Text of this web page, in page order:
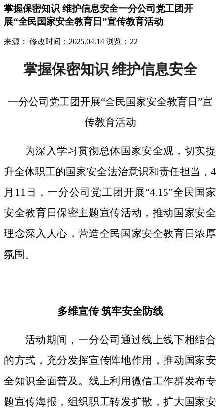
掌握保密知识 维护信息安全一分公司党工团开
展“全民国家安全教育日”宣传教育活动
来源： 修改时间：2025.04.14 浏览：22
掌握保密知识 维护信息安全
一分公司党工团开展“全民国家安全教育日”宣
传教育活动
为深入学习贯彻总体国家安全观，切实提
升全体职工的国家安全法治意识和责任担当， 4
月11日，一分公司党工团开展“4.15”全民国家
安全教育日保密主题宣传活动，推动国家安全
理念深入人心，营造全民国家安全教育日浓厚
氛围。
多维宣传筑牢安全防线
活动期间， 一分公司通过线上线下相结合
的方式， 充分发挥宣传阵地作用，推动国家安
全知识全面普及。线上利用微信工作群发布专
题宣传海报，组织职工转发扩散，扩大国家安